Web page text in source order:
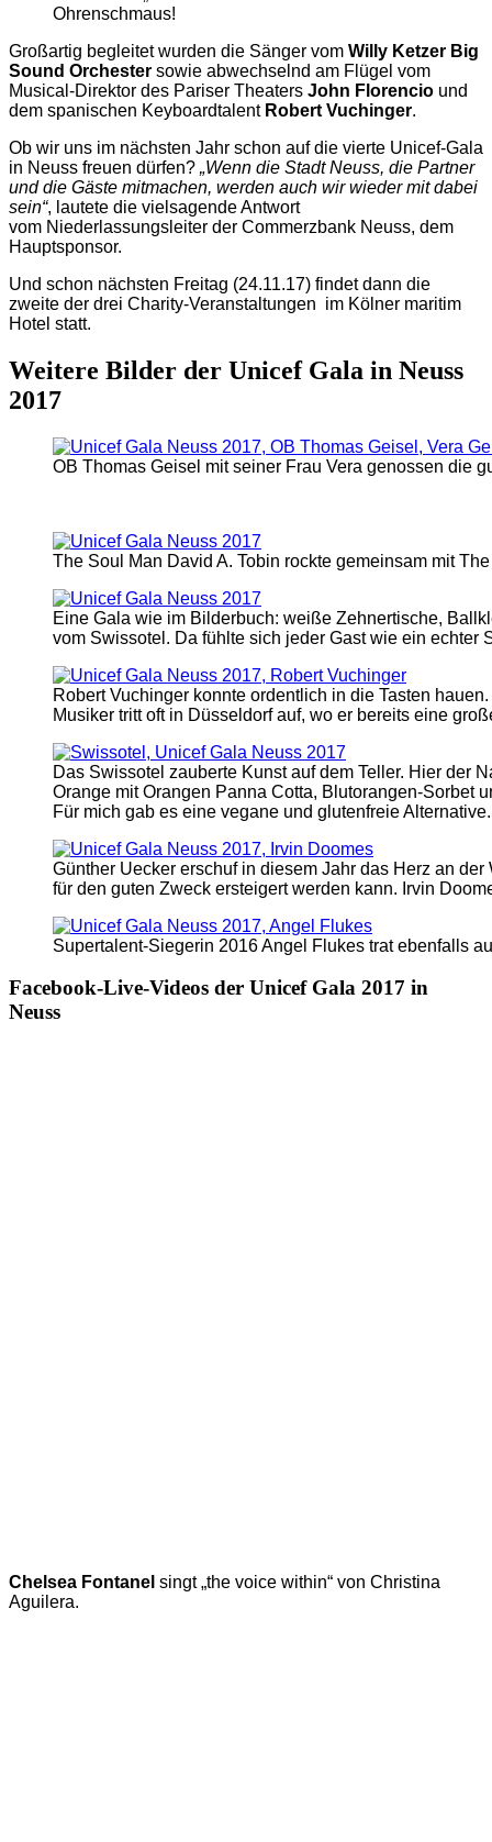
Ohrenschmaus!
Großartig begleitet wurden die Sänger vom Willy Ketzer Big
Sound Orchester sowie abwechselnd am Flügel vom
Musical-Direktor des Pariser Theaters John Florencio und
dem spanischen Keyboardtalent Robert Vuchinger.
Ob wir uns im nächsten Jahr schon auf die vierte Unicef-Gala
in Neuss freuen dürfen? „Wenn die Stadt Neuss, die Partner
und die Gäste mitmachen, werden auch wir wieder mit dabei
sein“, lautete die vielsagende Antwort
vom Niederlassungsleiter der Commerzbank Neuss, dem
Hauptsponsor.
Und schon nächsten Freitag (24.11.17) findet dann die
zweite der drei Charity-Veranstaltungen im Kölner maritim
Hotel statt.
Weitere Bilder der Unicef Gala in Neuss
2017
OB Thomas Geisel mit seiner Frau Vera genossen die
The Soul Man David A. Tobin rockte gemeinsam mit
Eine Gala wie im Bilderbuch: weiße Zehnertische,
vom Swissotel. Da fühlte sich jeder Gast wie ein echter
Robert Vuchinger konnte ordentlich in die Tasten
Musiker tritt oft in Düsseldorf auf, wo er bereits eine
Das Swissotel zauberte Kunst auf dem Teller. Hier der
Orange mit Orangen Panna Cotta, Blutorangen-Sorbet
Für mich gab es eine vegane und glutenfreie Alternative.
Günther Uecker erschuf in diesem Jahr das Herz an der
für den guten Zweck ersteigert werden kann. Irvin
Supertalent-Siegerin 2016 Angel Flukes trat ebenfalls
Facebook-Live-Videos der Unicef Gala 2017 in
Neuss
Chelsea Fontanel singt „the voice within“ von Christina
Aguilera.